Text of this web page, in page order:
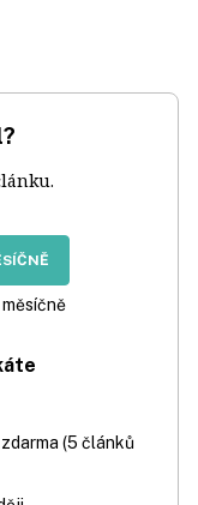
zdarma (5 článků